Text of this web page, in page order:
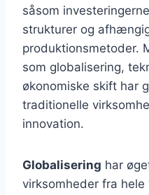
såsom
strukturer og
produktionsmetoder.
som globalisering,
økonomiske skift har
traditionelle
innovation.
Globalisering har
virksomheder fra